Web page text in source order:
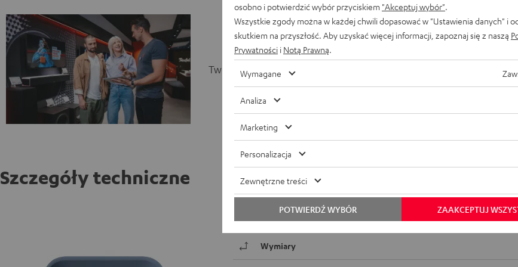
Twoja sesja odsłuchowa
Gęsia skórka gwarantowana! Zajrzyj do sklepu
naszego partnera w Warszawie lub przyjdź do
produkty na własnych uszach! Czy to
kompaktowe słuchawki, czy systemy
5.1 – pracownicy sklepu służą Ci pomocą i
Szczegóły techniczne
Etui do ładowania AIRY TRUE WIRELESS
Wymiary
osobno i potwierdzić wybór przyciskiem "Akceptuj wybór"
Wszystkie zgody można w każdej chwili dopasować w "Ustawienia danych" i
skutkiem na przyszłość. Aby uzyskać więcej informacji, zapoznaj się z naszą
Prywatności i Notą Prawną
Wymagane
Analiza
Marketing
Personalizacja
Zewnętrzne treści
ZAAKCEPTUJ
POTWIERDŹ WYBÓR